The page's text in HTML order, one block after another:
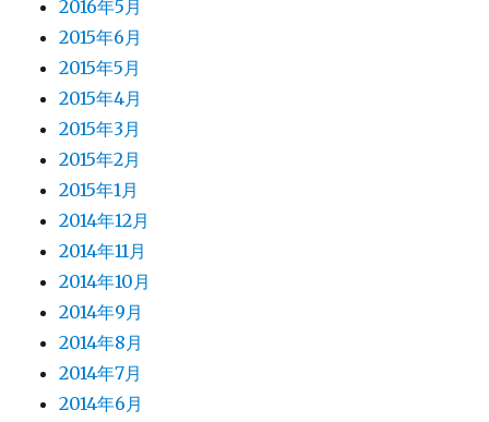
2016年5月
2015年6月
2015年5月
2015年4月
2015年3月
2015年2月
2015年1月
2014年12月
2014年11月
2014年10月
2014年9月
2014年8月
2014年7月
2014年6月